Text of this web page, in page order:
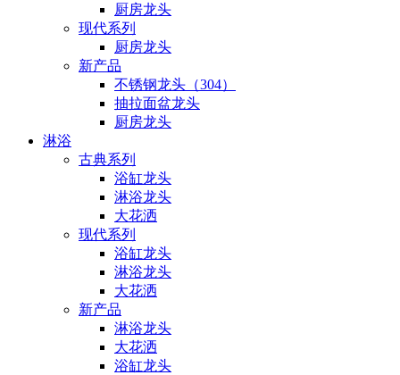
厨房龙头
现代系列
厨房龙头
新产品
不锈钢龙头（304）
抽拉面盆龙头
厨房龙头
淋浴
古典系列
浴缸龙头
淋浴龙头
大花洒
现代系列
浴缸龙头
淋浴龙头
大花洒
新产品
淋浴龙头
大花洒
浴缸龙头